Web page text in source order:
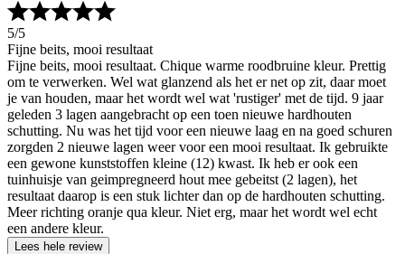
5/5
Fijne beits, mooi resultaat
Fijne beits, mooi resultaat. Chique warme roodbruine kleur. Prettig
om te verwerken. Wel wat glanzend als het er net op zit, daar moet
je van houden, maar het wordt wel wat 'rustiger' met de tijd. 9 jaar
geleden 3 lagen aangebracht op een toen nieuwe hardhouten
schutting. Nu was het tijd voor een nieuwe laag en na goed schuren
zorgden 2 nieuwe lagen weer voor een mooi resultaat. Ik gebruikte
een gewone kunststoffen kleine (12) kwast. Ik heb er ook een
tuinhuisje van geimpregneerd hout mee gebeitst (2 lagen), het
resultaat daarop is een stuk lichter dan op de hardhouten schutting.
Meer richting oranje qua kleur. Niet erg, maar het wordt wel echt
een andere kleur.
Lees hele review